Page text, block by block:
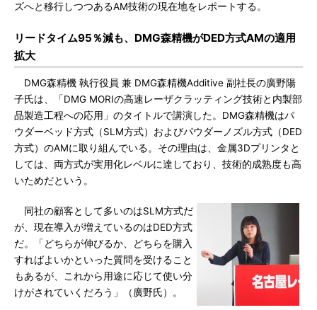
ズへと移行しつつあるAM技術の現在地をレポートする。
リードタイム95％減も、DMG森精機がDED方式AMの適用
拡大
DMG森精機 執行役員 兼 DMG森精機Additive 副社長の廣野陽
子氏は、「DMG MORIの高速レーザクラッティング技術と内製部
品製造工程への応用」のタイトルで講演した。DMG森精機はパ
ウダーベッド方式（SLM方式）およびパウダーノズル方式（DED
方式）のAMに取り組んでいる。その理由は、金属3Dプリンタと
しては、両方式が実用化レベルに達しており、技術的成熟度も高
いためだという。
同社の顧客として多いのはSLM方式だ
が、現在導入が増えているのはDED方式
だ。「どちらが伸びるか、どちらを購入
すればよいかといった質問を受けること
もあるが、これから用途に応じて使い分
けがされていくだろう」（廣野氏）。